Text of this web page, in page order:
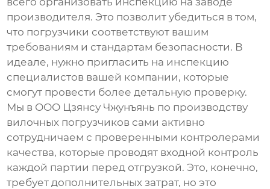
производителя. Это позволит убедиться в том,
что погрузчики соответствуют вашим
требованиям и стандартам безопасности. В
идеале, нужно пригласить на инспекцию
специалистов вашей компании, которые
смогут провести более детальную проверку.
Мы в ООО Цзянсу Чжунъянь по производству
вилочных погрузчиков сами активно
сотрудничаем с проверенными контролерами
качества, которые проводят входной контроль
каждой партии перед отгрузкой. Это, конечно,
требует дополнительных затрат, но это